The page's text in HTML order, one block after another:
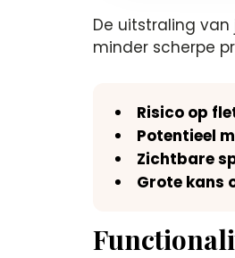
De uitstraling van
minder scherpe
Risico op
Potentieel
Zichtbare
Grote kans